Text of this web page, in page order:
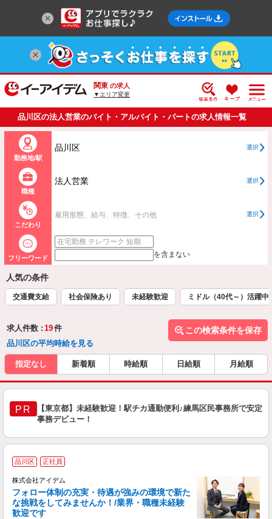
関東 の求人
▼エリア変更
品川区の法人営業のバイト・アルバイト・パートの求人情報一覧
勤務地/駅
品川区 選択
職種
法人営業 選択
こだわり
雇用形態、給与、特徴、その他 選択
フリーワード を含まない
人気の条件
交通費支給 社会保険あり 未経験歓迎 ミドル（40代～）活躍中
求人件数 : 19件
品川区の平均時給を見る
この検索条件を保存
指定なし 新着順 時給順 日給順 月給順
PR
【東京都】未経験歓迎！駅チカ通勤便利♪練馬区民事務所で安定
事務デビュー！
品川区 正社員
株式会社アイデム
フォロー体制の充実・待遇が強みの環境で新た
な挑戦をしてみませんか！/業界・職種未経験
歓迎です